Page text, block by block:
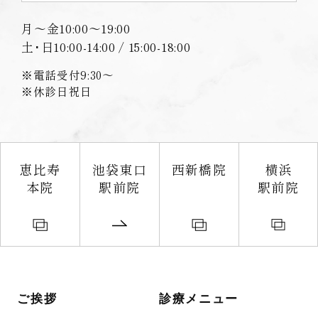
月〜金10:00〜19:00
土･日10:00-14:00 / 15:00-18:00
※電話受付9:30〜
※休診日祝日
恵比寿
本院
池袋東口
駅前院
西新橋院
横浜
駅前院
ご挨拶 診療メニュー